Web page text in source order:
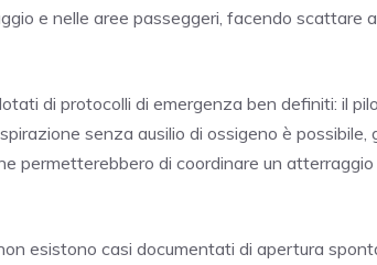
e nelle aree passeggeri, facendo scattare
di protocolli di emergenza ben definiti: il
senza ausilio di ossigeno è
permetterebbero di coordinare un
esistono casi documentati di apertura